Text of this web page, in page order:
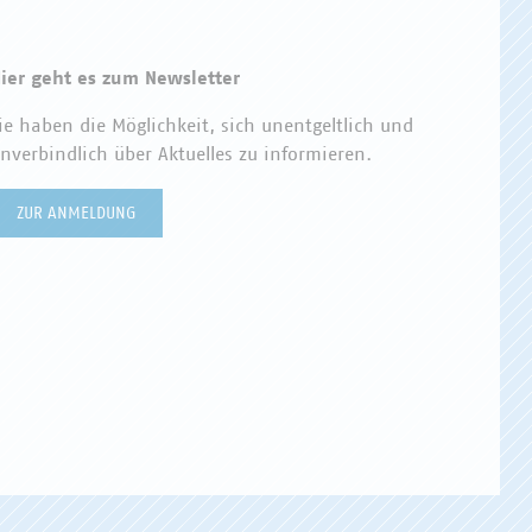
geht es zum Newsletter
haben die Möglichkeit, sich unentgeltlich und
über Aktuelles zu informieren.
ZUR ANMELDUNG